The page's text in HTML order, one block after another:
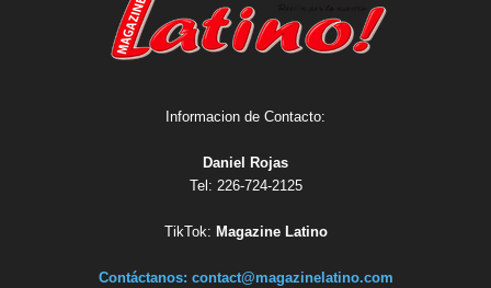
Informacion de Contacto:
Daniel Rojas
Tel: 226-724-2125
TikTok: Magazine Latino
Contáctanos: contact@magazinelatino.com